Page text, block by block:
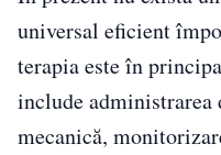
universal eficient
terapia este în
include
mecanică,